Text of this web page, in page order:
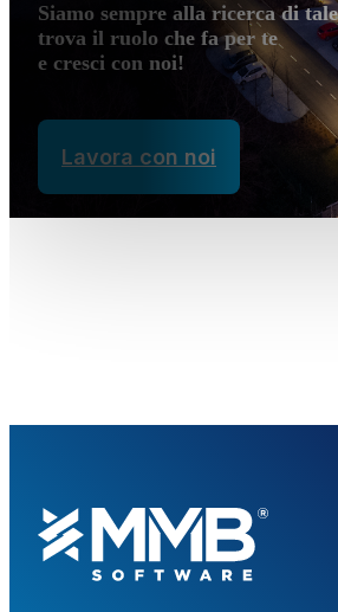
Siamo sempre alla ricerca di
trova il ruolo che fa per te
e cresci con noi!
Lavora con noi